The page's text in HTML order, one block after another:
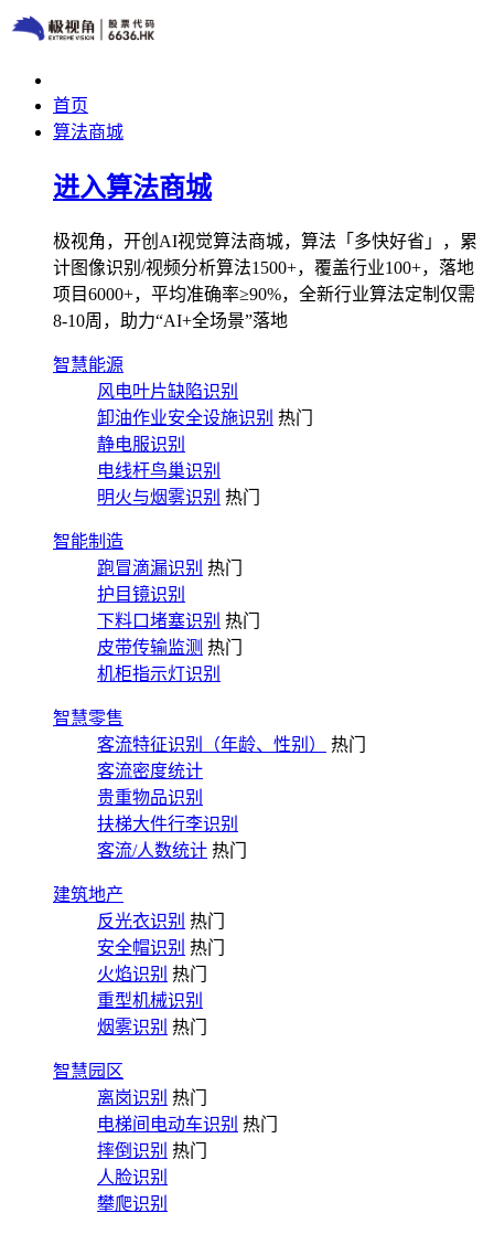
首页
算法商城
进入算法商城
极视角，开创AI视觉算法商城，算法「多快好省」，累
计图像识别/视频分析算法1500+，覆盖行业100+，落地
项目6000+，平均准确率≥90%，全新行业算法定制仅需
8-10周，助力“AI+全场景”落地
智慧能源
风电叶片缺陷识别
卸油作业安全设施识别 热门
静电服识别
电线杆鸟巢识别
明火与烟雾识别 热门
智能制造
跑冒滴漏识别 热门
护目镜识别
下料口堵塞识别 热门
皮带传输监测 热门
机柜指示灯识别
智慧零售
客流特征识别（年龄、性别）
热门
客流密度统计
贵重物品识别
扶梯大件行李识别
客流/人数统计 热门
建筑地产
反光衣识别 热门
安全帽识别 热门
火焰识别 热门
重型机械识别
烟雾识别 热门
智慧园区
离岗识别 热门
电梯间电动车识别 热门
摔倒识别 热门
人脸识别
攀爬识别